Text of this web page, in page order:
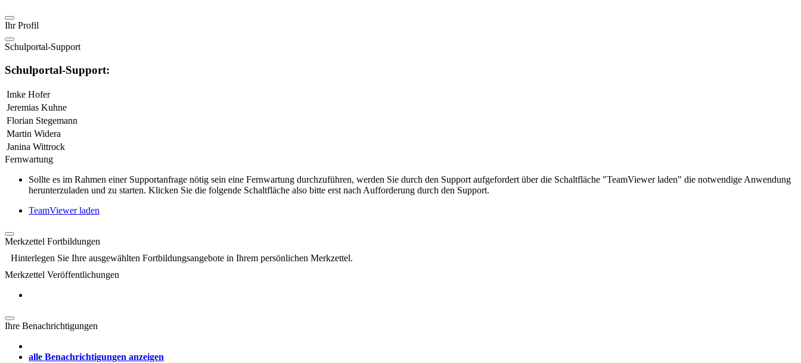
Ihr Profil
Schulportal-Support
Schulportal-Support:
Imke Hofer
Jeremias Kuhne
Florian Stegemann
Martin Widera
Janina Wittrock
Fernwartung
Sollte es im Rahmen einer Supportanfrage nötig sein eine Fernwartung durchzuführen, werden Sie durch den Support aufgefordert über die Schaltfläche "TeamViewer laden" die notwendige Anwendung
herunterzuladen und zu starten. Klicken Sie die folgende Schaltfläche also bitte erst nach Aufforderung durch den Support.
TeamViewer laden
Merkzettel Fortbildungen
Hinterlegen Sie Ihre ausgewählten Fortbildungsangebote in Ihrem persönlichen Merkzettel.
Merkzettel Veröffentlichungen
Ihre Benachrichtigungen
alle Benachrichtigungen anzeigen